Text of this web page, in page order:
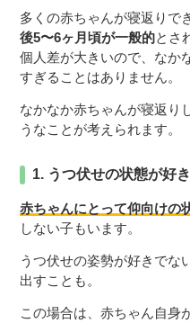
多くの赤ちゃんが寝返りで
後5〜6ヶ月頃が一般的とさ
個人差が大きいので、なか
すぎることはありません。
なかなか赤ちゃんが寝返り
うなことが考えられます。
1. うつ伏せの状態が好
赤ちゃんにとって仰向けの
しない子もいます。
うつ伏せの姿勢が好きでな
出すことも。
この場合は、赤ちゃん自身